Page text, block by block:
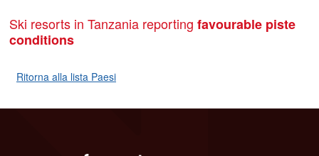
Ski resorts in Tanzania reporting favourable piste
conditions
Ritorna alla lista Paesi